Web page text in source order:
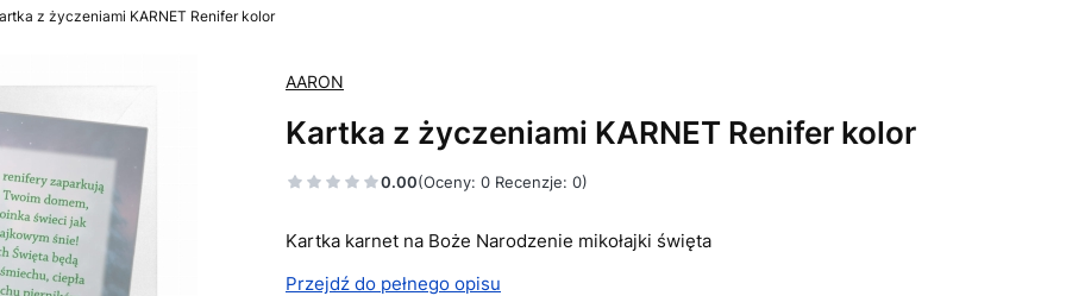
z życzeniami KARNET Renifer kolor
AARON
Kartka z życzeniami KARNET Renifer kolor
0.00(Oceny: 0 Recenzje: 0)
Kartka karnet na Boże Narodzenie mikołajki święta
Przejdź do pełnego opisu